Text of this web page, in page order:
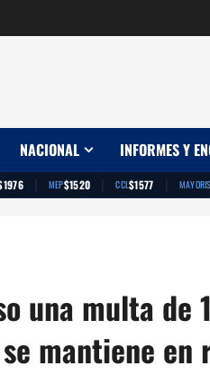
NACIONAL INFORMES Y
| MEP$1520 | CCL$1577 |
una multa de
mantiene en